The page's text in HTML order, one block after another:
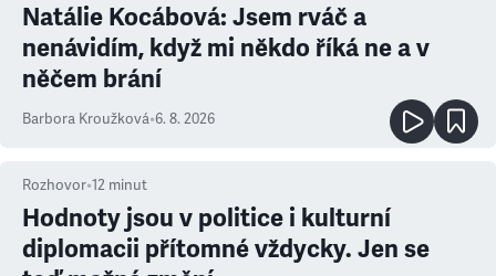
Natálie Kocábová: Jsem rváč a
nenávidím, když mi někdo říká ne a v
něčem brání
Barbora Kroužková•6. 8. 2026
Rozhovor•12 minut
Hodnoty jsou v politice i kulturní
diplomacii přítomné vždycky. Jen se